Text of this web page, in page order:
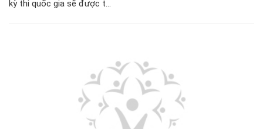
kỳ thi quốc gia sẽ được t...